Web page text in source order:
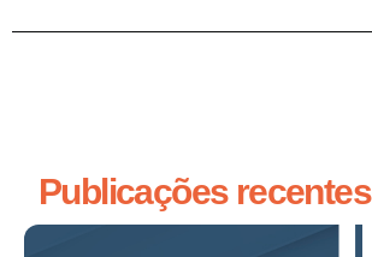
Publicações recentes